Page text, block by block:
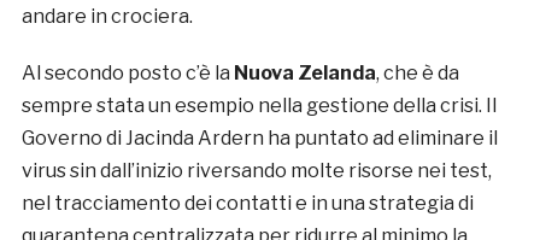
andare in crociera.
Al secondo posto c’è la Nuova Zelanda, che è da
sempre stata un esempio nella gestione della crisi. Il
Governo di Jacinda Ardern ha puntato ad eliminare il
virus sin dall’inizio riversando molte risorse nei test,
nel tracciamento dei contatti e in una strategia di